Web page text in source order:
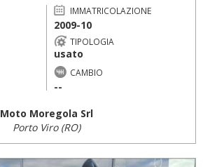
IMMATRICOLAZIONE
2009-10
TIPOLOGIA
usato
CAMBIO
--
Moto Moregola Srl
Porto Viro (RO)